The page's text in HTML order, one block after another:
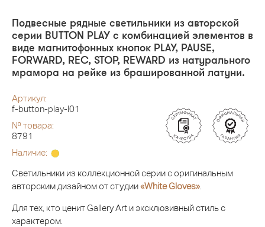
Подвесные рядные светильники из авторской
серии BUTTON PLAY с комбинацией элементов в
виде магнитофонных кнопок PLAY, PAUSE,
FORWARD, REC, STOP, REWARD из натурального
мрамора на рейке из брашированной латуни.
Артикул:
f-button-play-l01
№ товара:
8791
Наличие:
Светильники из коллекционной серии с оригинальным
авторским дизайном от студии«White Gloves»
Для тех, кто ценит Gallery Art и эксклюзивный стиль с
характером.